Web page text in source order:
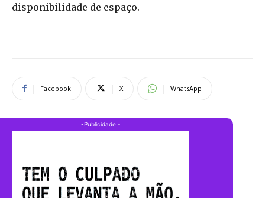
disponibilidade de espaço.
Facebook X WhatsApp
-Publicidade -